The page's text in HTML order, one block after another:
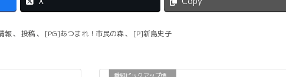
報、 投稿 、 [PG]あつまれ！市民の森、 [P]新島史子
番組ピックアップ情